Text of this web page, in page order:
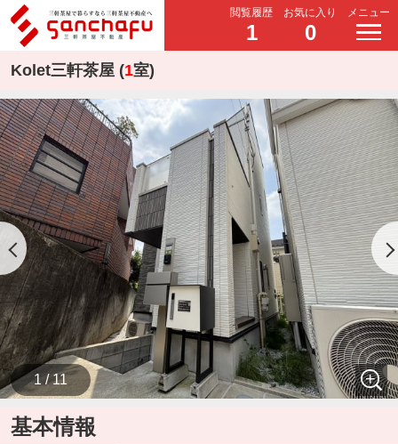
閲覧履歴
1
お気に入り
0
メニュー
Kolet三軒茶屋 (1室)
1 / 11
基本情報